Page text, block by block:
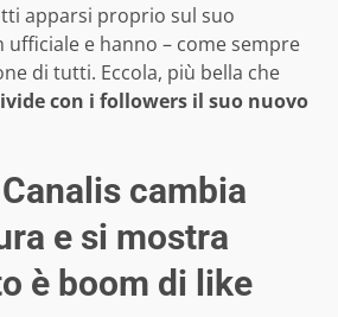
apparsi proprio sul suo
e hanno – come sempre
di tutti. Eccola, più bella che
con i followers il suo nuovo
cambia
e si mostra
è boom di like